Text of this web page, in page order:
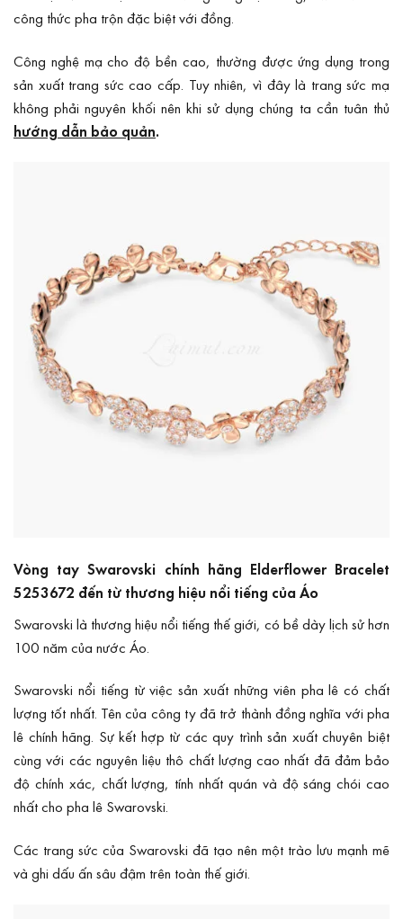
công thức pha trộn đặc biệt với đồng.
Công nghệ mạ cho độ bền cao, thường được ứng dụng trong
sản xuất trang sức cao cấp. Tuy nhiên, vì đây là trang sức mạ
không phải nguyên khối nên khi sử dụng chúng ta cần tuân thủ
hướng dẫn bảo quản.
Vòng tay Swarovski chính hãng Elderflower Bracelet
5253672 đến từ thương hiệu nổi tiếng của Áo
Swarovski là thương hiệu nổi tiếng thế giới, có bề dày lịch sử hơn
100 năm của nước Áo.
Swarovski nổi tiếng từ việc sản xuất những viên pha lê có chất
lượng tốt nhất. Tên của công ty đã trở thành đồng nghĩa với pha
lê chính hãng. Sự kết hợp từ các quy trình sản xuất chuyên biệt
cùng với các nguyên liệu thô chất lượng cao nhất đã đảm bảo
độ chính xác, chất lượng, tính nhất quán và độ sáng chói cao
nhất cho pha lê Swarovski.
Các trang sức của Swarovski đã tạo nên một trào lưu mạnh mẽ
và ghi dấu ấn sâu đậm trên toàn thế giới.